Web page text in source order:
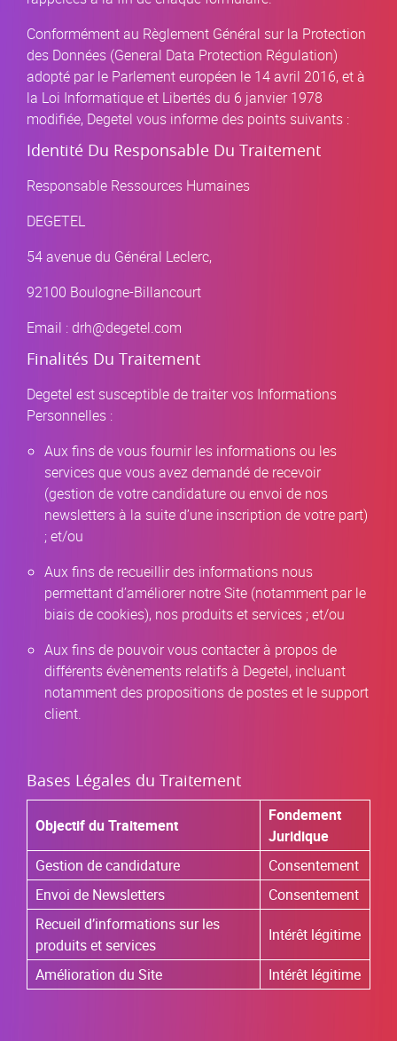
Conformément au Règlement Général sur la Protection
des Données (General Data Protection Régulation)
adopté par le Parlement européen le 14 avril 2016, et à
la Loi Informatique et Libertés du 6 janvier 1978
modifiée, Degetel vous informe des points suivants :
Identité Du Responsable Du Traitement
Responsable Ressources Humaines
DEGETEL
54 avenue du Général Leclerc,
92100 Boulogne-Billancourt
Email : drh@degetel.com
Finalités Du Traitement
Degetel est susceptible de traiter vos Informations
Personnelles :
Aux fins de vous fournir les informations ou les
services que vous avez demandé de recevoir
(gestion de votre candidature ou envoi de nos
newsletters à la suite d’une inscription de votre part)
; et/ou
Aux fins de recueillir des informations nous
permettant d’améliorer notre Site (notamment par le
biais de cookies), nos produits et services ; et/ou
Aux fins de pouvoir vous contacter à propos de
différents évènements relatifs à Degetel, incluant
notamment des propositions de postes et le support
client.
Bases Légales du Traitement
Objectif du Traitement
Fondement
Juridique
Gestion de candidature
Consentement
Envoi de Newsletters
Consentement
Recueil d’informations sur les
produits et services
Intérêt légitime
Amélioration du Site Intérêt légitime